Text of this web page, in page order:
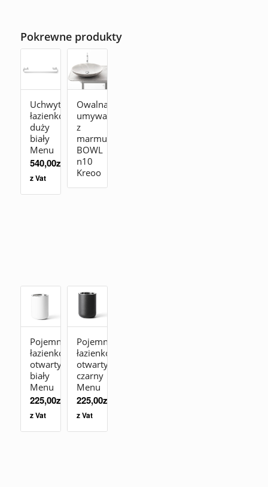
Pokrewne produkty
Uchwyt
łazienkowy
duży
biały
Menu
540,00zł
z Vat
Owalna
umywalka
z
marmuru
BOWL
n10
Kreoo
Pojemnik
łazienkowy
otwarty
biały
Menu
225,00zł
z Vat
Pojemnik
łazienkowy
otwarty
czarny
Menu
225,00zł
z Vat